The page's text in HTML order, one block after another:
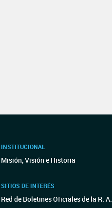
INSTITUCIONAL
Misión, Visión e Historia
SITIOS DE INTERÉS
Red de Boletines Oficiales de la R. A.